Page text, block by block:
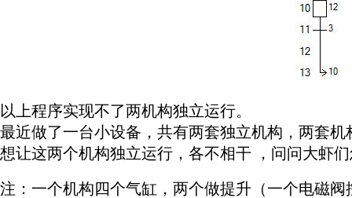
以上程序实现不了两机构独立运行。
最近做了一台小设备，共有两套独立机构，两套机
想让这两个机构独立运行，各不相干 ，问问大虾
注：一个机构四个气缸，两个做提升（一个电磁阀